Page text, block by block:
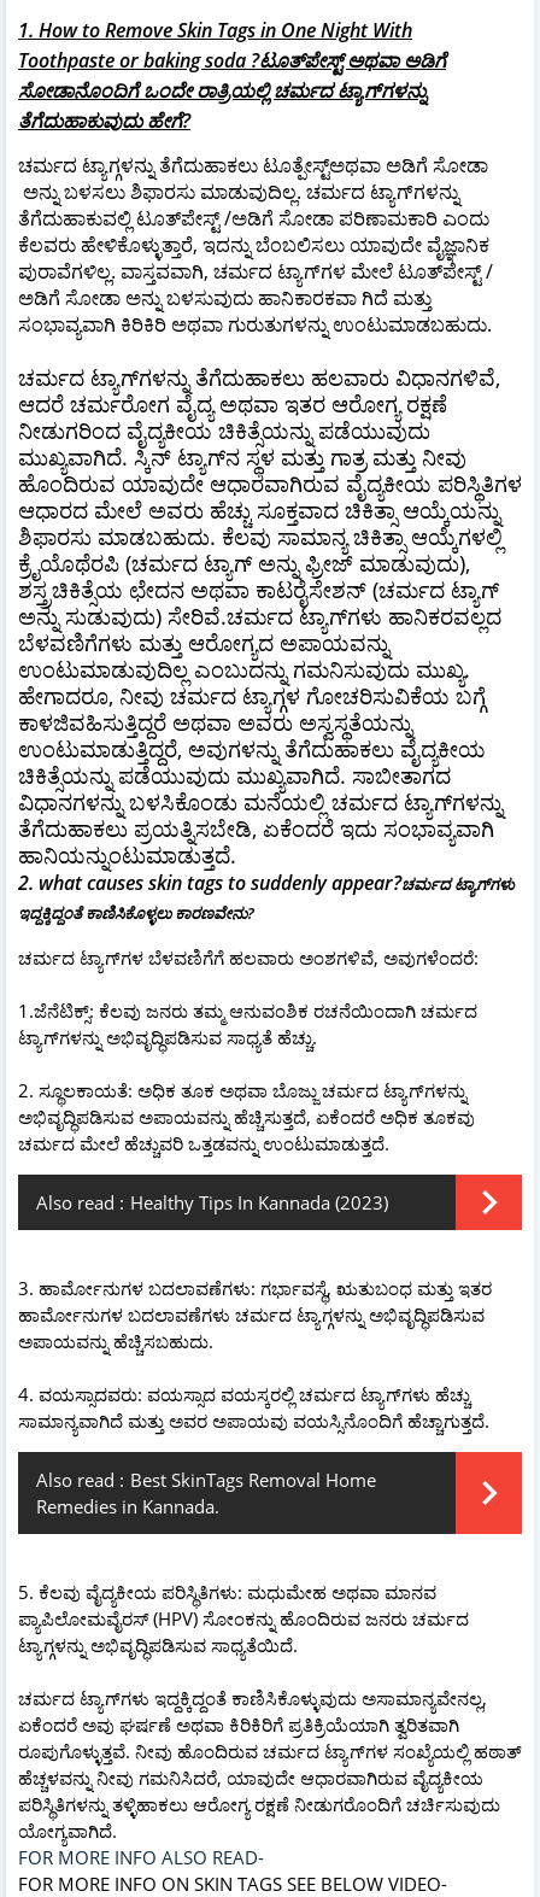
1. How to Remove Skin Tags in One Night With
Toothpasteor baking soda ?ಟೂತ್‌ಪೇಸ್ಟ್‌ಅಥವಾ ಅಡಿಗೆ
ಸೋಡಾನೊಂದಿಗೆ ಒಂದೇ ರಾತ್ರಿಯಲ್ಲಿ ಚರ್ಮದ ಟ್ಯಾಗ್‌ಗಳನ್ನು
ತೆಗೆದುಹಾಕುವುದು ಹೇಗೆ?
ಚರ್ಮದ ಟ್ಯಾಗ್ಗಳನ್ನು ತೆಗೆದುಹಾಕಲು ಟೂತ್ಪೇಸ್ಟ್ಅಥವಾ ಅಡಿಗೆ ಸೋಡಾ
ಅನ್ನು ಬಳಸಲು ಶಿಫಾರಸು ಮಾಡುವುದಿಲ್ಲ. ಚರ್ಮದ ಟ್ಯಾಗ್‌ಗಳನ್ನು
ತೆಗೆದುಹಾಕುವಲ್ಲಿ ಟೂತ್‌ಪೇಸ್ಟ್ /ಅಡಿಗೆ ಸೋಡಾ ಪರಿಣಾಮಕಾರಿ ಎಂದು
ಕೆಲವರು ಹೇಳಿಕೊಳ್ಳುತ್ತಾರೆ, ಇದನ್ನು ಬೆಂಬಲಿಸಲು ಯಾವುದೇ ವೈಜ್ಞಾನಿಕ
ಪುರಾವೆಗಳಿಲ್ಲ. ವಾಸ್ತವವಾಗಿ, ಚರ್ಮದ ಟ್ಯಾಗ್‌ಗಳ ಮೇಲೆ ಟೂತ್‌ಪೇಸ್ಟ್ /
ಅಡಿಗೆ ಸೋಡಾ ಅನ್ನು ಬಳಸುವುದು ಹಾನಿಕಾರಕವಾ ಗಿದೆ ಮತ್ತು
ಸಂಭಾವ್ಯವಾಗಿ ಕಿರಿಕಿರಿ ಅಥವಾ ಗುರುತುಗಳನ್ನು ಉಂಟುಮಾಡಬಹುದು.
ಚರ್ಮದ ಟ್ಯಾಗ್‌ಗಳನ್ನು ತೆಗೆದುಹಾಕಲು ಹಲವಾರು ವಿಧಾನಗಳಿವೆ,
ಆದರೆ ಚರ್ಮರೋಗ ವೈದ್ಯ ಅಥವಾ ಇತರ ಆರೋಗ್ಯ ರಕ್ಷಣೆ
ನೀಡುಗರಿಂದ ವೈದ್ಯಕೀಯ ಚಿಕಿತ್ಸೆಯನ್ನು ಪಡೆಯುವುದು
ಮುಖ್ಯವಾಗಿದೆ. ಸ್ಕಿನ್ ಟ್ಯಾಗ್‌ನ ಸ್ಥಳ ಮತ್ತು ಗಾತ್ರ ಮತ್ತು ನೀವು
ಹೊಂದಿರುವ ಯಾವುದೇ ಆಧಾರವಾಗಿರುವ ವೈದ್ಯಕೀಯ ಪರಿಸ್ಥಿತಿಗಳ
ಆಧಾರದ ಮೇಲೆ ಅವರು ಹೆಚ್ಚು ಸೂಕ್ತವಾದ ಚಿಕಿತ್ಸಾ ಆಯ್ಕೆಯನ್ನು
ಶಿಫಾರಸು ಮಾಡಬಹುದು. ಕೆಲವು ಸಾಮಾನ್ಯ ಚಿಕಿತ್ಸಾ ಆಯ್ಕೆಗಳಲ್ಲಿ
ಕ್ರೈಯೊಥೆರಪಿ (ಚರ್ಮದ ಟ್ಯಾಗ್ ಅನ್ನು ಫ್ರೀಜ್ ಮಾಡುವುದು),
ಶಸ್ತ್ರಚಿಕಿತ್ಸೆಯ ಛೇದನ ಅಥವಾ ಕಾಟರೈಸೇಶನ್ (ಚರ್ಮದ ಟ್ಯಾಗ್
ಅನ್ನು ಸುಡುವುದು) ಸೇರಿವೆ.ಚರ್ಮದ ಟ್ಯಾಗ್‌ಗಳು ಹಾನಿಕರವಲ್ಲದ
ಬೆಳವಣಿಗೆಗಳು ಮತ್ತು ಆರೋಗ್ಯದ ಅಪಾಯವನ್ನು
ಉಂಟುಮಾಡುವುದಿಲ್ಲ ಎಂಬುದನ್ನು ಗಮನಿಸುವುದು ಮುಖ್ಯ.
ಹೇಗಾದರೂ, ನೀವು ಚರ್ಮದ ಟ್ಯಾಗ್ಗಳ ಗೋಚರಿಸುವಿಕೆಯ ಬಗ್ಗೆ
ಕಾಳಜಿವಹಿಸುತ್ತಿದ್ದರೆ ಅಥವಾ ಅವರು ಅಸ್ವಸ್ಥತೆಯನ್ನು
ಉಂಟುಮಾಡುತ್ತಿದ್ದರೆ, ಅವುಗಳನ್ನು ತೆಗೆದುಹಾಕಲು ವೈದ್ಯಕೀಯ
ಚಿಕಿತ್ಸೆಯನ್ನು ಪಡೆಯುವುದು ಮುಖ್ಯವಾಗಿದೆ. ಸಾಬೀತಾಗದ
ವಿಧಾನಗಳನ್ನು ಬಳಸಿಕೊಂಡು ಮನೆಯಲ್ಲಿ ಚರ್ಮದ ಟ್ಯಾಗ್‌ಗಳನ್ನು
ತೆಗೆದುಹಾಕಲು ಪ್ರಯತ್ನಿಸಬೇಡಿ, ಏಕೆಂದರೆ ಇದು ಸಂಭಾವ್ಯವಾಗಿ
ಹಾನಿಯನ್ನುಂಟುಮಾಡುತ್ತದೆ.
2. what causes skin tags to suddenly appear?ಚರ್ಮದ ಟ್ಯಾಗ್‌ಗಳು
ಇದ್ದಕ್ಕಿದ್ದಂತೆ ಕಾಣಿಸಿಕೊಳ್ಳಲು ಕಾರಣವೇನು?
ಚರ್ಮದ ಟ್ಯಾಗ್‌ಗಳ ಬೆಳವಣಿಗೆಗೆ ಹಲವಾರು ಅಂಶಗಳಿವೆ, ಅವುಗಳೆಂದರೆ:
1.ಜೆನೆಟಿಕ್ಸ್: ಕೆಲವು ಜನರು ತಮ್ಮ ಆನುವಂಶಿಕ ರಚನೆಯಿಂದಾಗಿ ಚರ್ಮದ
ಟ್ಯಾಗ್‌ಗಳನ್ನು ಅಭಿವೃದ್ಧಿಪಡಿಸುವ ಸಾಧ್ಯತೆ ಹೆಚ್ಚು.
2. ಸ್ಥೂಲಕಾಯತೆ: ಅಧಿಕ ತೂಕ ಅಥವಾ ಬೊಜ್ಜು ಚರ್ಮದ ಟ್ಯಾಗ್‌ಗಳನ್ನು
ಅಭಿವೃದ್ಧಿಪಡಿಸುವ ಅಪಾಯವನ್ನು ಹೆಚ್ಚಿಸುತ್ತದೆ, ಏಕೆಂದರೆ ಅಧಿಕ ತೂಕವು
ಚರ್ಮದ ಮೇಲೆ ಹೆಚ್ಚುವರಿ ಒತ್ತಡವನ್ನು ಉಂಟುಮಾಡುತ್ತದೆ.
Also read : Healthy Tips In Kannada (2023)
3. ಹಾರ್ಮೋನುಗಳ ಬದಲಾವಣೆಗಳು: ಗರ್ಭಾವಸ್ಥೆ, ಋತುಬಂಧ ಮತ್ತು ಇತರ
ಹಾರ್ಮೋನುಗಳ ಬದಲಾವಣೆಗಳು ಚರ್ಮದ ಟ್ಯಾಗ್ಗಳನ್ನು ಅಭಿವೃದ್ಧಿಪಡಿಸುವ
ಅಪಾಯವನ್ನು ಹೆಚ್ಚಿಸಬಹುದು.
4. ವಯಸ್ಸಾದವರು: ವಯಸ್ಸಾದ ವಯಸ್ಕರಲ್ಲಿ ಚರ್ಮದ ಟ್ಯಾಗ್‌ಗಳು ಹೆಚ್ಚು
ಸಾಮಾನ್ಯವಾಗಿದೆ ಮತ್ತು ಅವರ ಅಪಾಯವು ವಯಸ್ಸಿನೊಂದಿಗೆ ಹೆಚ್ಚಾಗುತ್ತದೆ.
Also read : Best SkinTags Removal Home
Remedies in Kannada.
5. ಕೆಲವು ವೈದ್ಯಕೀಯ ಪರಿಸ್ಥಿತಿಗಳು: ಮಧುಮೇಹ ಅಥವಾ ಮಾನವ
ಪ್ಯಾಪಿಲೋಮವೈರಸ್ (HPV) ಸೋಂಕನ್ನು ಹೊಂದಿರುವ ಜನರು ಚರ್ಮದ
ಟ್ಯಾಗ್ಗಳನ್ನು ಅಭಿವೃದ್ಧಿಪಡಿಸುವ ಸಾಧ್ಯತೆಯಿದೆ.
ಚರ್ಮದ ಟ್ಯಾಗ್‌ಗಳು ಇದ್ದಕ್ಕಿದ್ದಂತೆ ಕಾಣಿಸಿಕೊಳ್ಳುವುದು ಅಸಾಮಾನ್ಯವೇನಲ್ಲ,
ಏಕೆಂದರೆ ಅವು ಘರ್ಷಣೆ ಅಥವಾ ಕಿರಿಕಿರಿಗೆ ಪ್ರತಿಕ್ರಿಯೆಯಾಗಿ ತ್ವರಿತವಾಗಿ
ರೂಪುಗೊಳ್ಳುತ್ತವೆ. ನೀವು ಹೊಂದಿರುವ ಚರ್ಮದ ಟ್ಯಾಗ್‌ಗಳ ಸಂಖ್ಯೆಯಲ್ಲಿ ಹಠಾತ್
ಹೆಚ್ಚಳವನ್ನು ನೀವು ಗಮನಿಸಿದರೆ, ಯಾವುದೇ ಆಧಾರವಾಗಿರುವ ವೈದ್ಯಕೀಯ
ಪರಿಸ್ಥಿತಿಗಳನ್ನು ತಳ್ಳಿಹಾಕಲು ಆರೋಗ್ಯ ರಕ್ಷಣೆ ನೀಡುಗರೊಂದಿಗೆ ಚರ್ಚಿಸುವುದು
ಯೋಗ್ಯವಾಗಿದೆ.
FOR MORE INFO ALSO READ-
FOR MORE INFO ON SKIN TAGS SEE BELOW VIDEO-